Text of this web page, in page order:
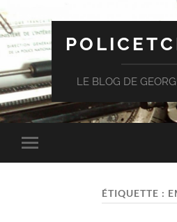
LE BLOG DE
Toggle
mobile
ÉTIQUETTE :